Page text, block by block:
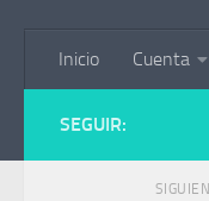
Inicio Cuenta
SEGUIR: